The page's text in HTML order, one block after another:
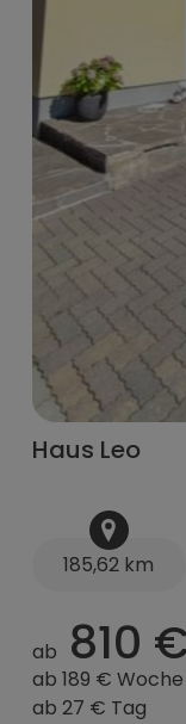
Haus Leo
185,62 km
ab 810
ab 189 € Woche
ab 27 € Tag